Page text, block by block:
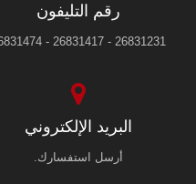
رقم التليفون
26831231 - 26831417 - 26831474
البريد الإلكتروني
أرسل استفسارك.